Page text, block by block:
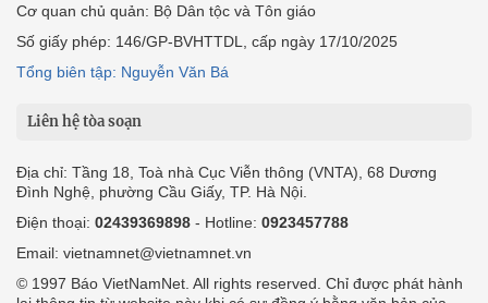
Cơ quan chủ quản: Bộ Dân tộc và Tôn giáo
Số giấy phép: 146/GP-BVHTTDL, cấp ngày 17/10/2025
Tổng biên tập: Nguyễn Văn Bá
Liên hệ tòa soạn
Địa chỉ: Tầng 18, Toà nhà Cục Viễn thông (VNTA), 68 Dương
Đình Nghệ, phường Cầu Giấy, TP. Hà Nội.
Điện thoại: 02439369898 - Hotline: 0923457788
Email: vietnamnet@vietnamnet.vn
© 1997 Báo VietNamNet. All rights reserved. Chỉ được phát hành